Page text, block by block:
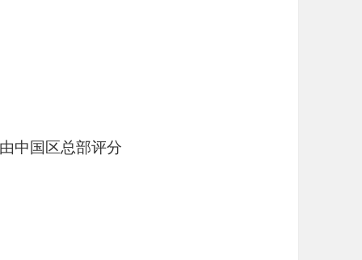
中国区总部评分